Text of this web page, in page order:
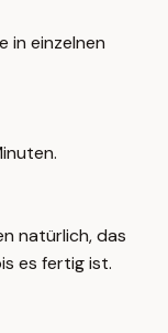
in einzelnen
natürlich, das
es fertig ist.